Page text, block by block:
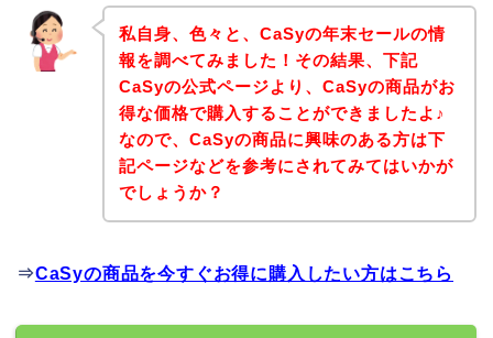
私自身、色々と、CaSyの年末セールの情
報を調べてみました！その結果、下記
CaSyの公式ページより、CaSyの商品がお
得な価格で購入することができましたよ♪
なので、CaSyの商品に興味のある方は下
記ページなどを参考にされてみてはいかが
でしょうか？
⇒CaSyの商品を今すぐお得に購入したい方はこちら